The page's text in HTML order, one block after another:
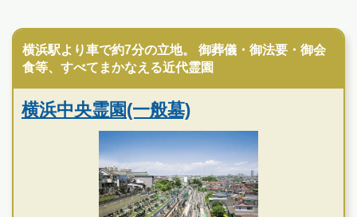
霊園墓地のプロフェッショナルが無料でご案内いたしま
す
横浜たちばな霊園の特徴
横浜駅より車で約7分の立地。 御葬儀・御法要・御会
食等、すべてまかなえる近代霊園
横浜中央霊園(一般墓)